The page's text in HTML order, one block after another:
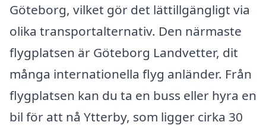
Göteborg, vilket gör det lättillgängligt via
olika transportalternativ. Den närmaste
flygplatsen är Göteborg Landvetter, dit
många internationella flyg anländer. Från
flygplatsen kan du ta en buss eller hyra en
bil för att nå Ytterby, som ligger cirka 30